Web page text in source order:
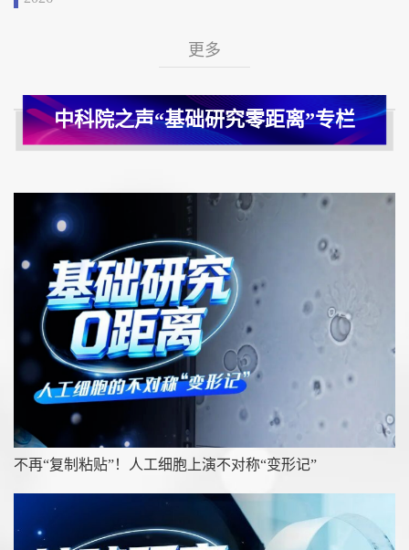
更多
中科院之声“基础研究零距离”专栏
不再“复制粘贴”！人工细胞上演不对称“变形记”